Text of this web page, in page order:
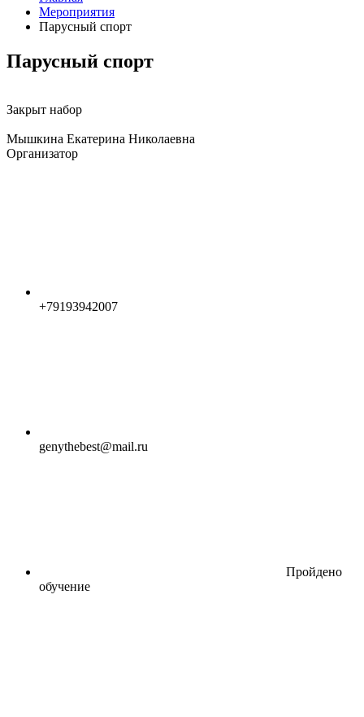
Мероприятия
Парусный спорт
Парусный спорт
Закрыт набор
Мышкина Екатерина Николаевна
Организатор
+79193942007
genythebest@mail.ru
Пройдено
обучение